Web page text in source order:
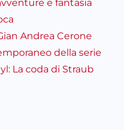
e fantasia
Andrea Cerone
della serie
La coda di Straub